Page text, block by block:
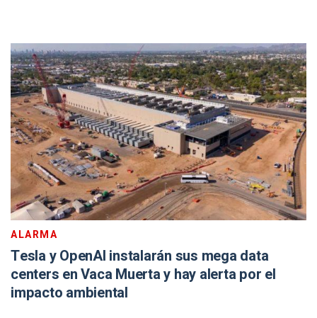
ALARMA
Tesla y OpenAI instalarán sus mega data
centers en Vaca Muerta y hay alerta por el
impacto ambiental